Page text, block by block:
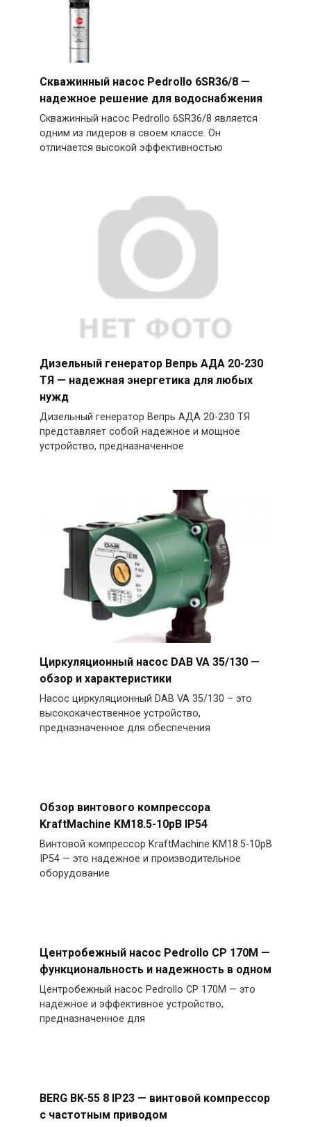
Скважинный насос Pedrollo 6SR36/8 —
надежное решение для водоснабжения
Скважинный насос Pedrollo 6SR36/8 является
одним из лидеров в своем классе. Он
отличается высокой эффективностью
Дизельный генератор Вепрь АДА 20-230
ТЯ — надежная энергетика для любых
нужд
Дизельный генератор Вепрь АДА 20-230 ТЯ
представляет собой надежное и мощное
устройство, предназначенное
Циркуляционный насос DAB VA 35/130 —
обзор и характеристики
Насос циркуляционный DAB VA 35/130 – это
высококачественное устройство,
предназначенное для обеспечения
Обзор винтового компрессора
KraftMachine KM18.5-10рВ IP54
Винтовой компрессор KraftMachine KM18.5-10рВ
IP54 — это надежное и производительное
оборудование
Центробежный насос Pedrollo CP 170M —
функциональность и надежность в одном
Центробежный насос Pedrollo CP 170M — это
надежное и эффективное устройство,
предназначенное для
BERG BK-55 8 IP23 — винтовой компрессор
с частотным приводом